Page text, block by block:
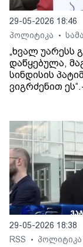
29-05-2026 18:46
პოლიტიკა
•
„ხვალ უარესს
დაწყებულა,
სინდისის
ვიგრძენით
29-05-2026 18:38
RSS
• პოლიტიკა